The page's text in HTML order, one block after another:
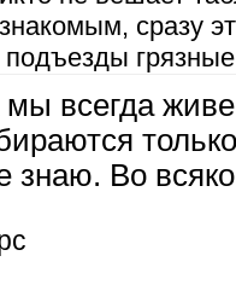
сразу
всегда
знаю. Во